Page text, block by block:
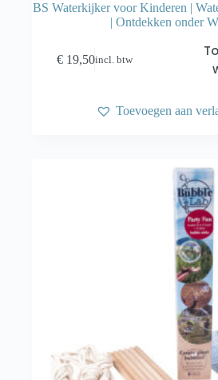
BS Waterkijker voor Kinderen |
| Ontdekken onder
€ 19,50incl. btw
Toevoegen aan